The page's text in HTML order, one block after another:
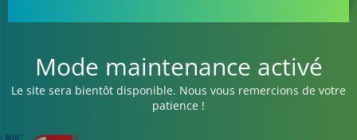
Mode maintenance activé
Le site sera bientôt disponible. Nous vous remercions de votre
patience !